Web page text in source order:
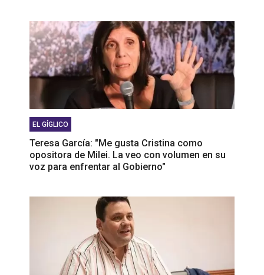
EL GÍGLICO
Teresa García: "Me gusta Cristina como
opositora de Milei. La veo con volumen en su
voz para enfrentar al Gobierno"